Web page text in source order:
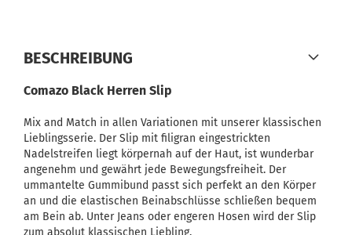
BESCHREIBUNG
Comazo Black Herren Slip
Mix and Match in allen Variationen mit unserer klassischen
Lieblingsserie. Der Slip mit filigran eingestrickten
Nadelstreifen liegt körpernah auf der Haut, ist wunderbar
angenehm und gewährt jede Bewegungsfreiheit. Der
ummantelte Gummibund passt sich perfekt an den Körper
an und die elastischen Beinabschlüsse schließen bequem
am Bein ab. Unter Jeans oder engeren Hosen wird der Slip
zum absolut klassischen Liebling.